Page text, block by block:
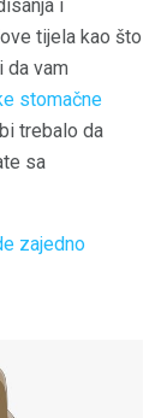
i
tijela kao što
da vam
stomačne
trebalo da
sa
zajedno